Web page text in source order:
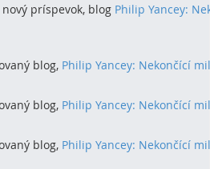
príspevok, blog Philip Yancey:
blog, Philip Yancey: Nekončící
blog, Philip Yancey: Nekončící
blog, Philip Yancey: Nekončící